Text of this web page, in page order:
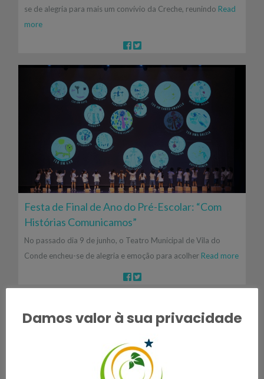
se de alegria para mais um convívio da Creche, reunindo Read
more
Festa de Final de Ano do Pré-Escolar: “Com
Histórias Comunicamos”
No passado dia 9 de junho, o Teatro Municipal de Vila do
Conde encheu-se de alegria e emoção para acolher Read more
Damos valor à sua privacidade